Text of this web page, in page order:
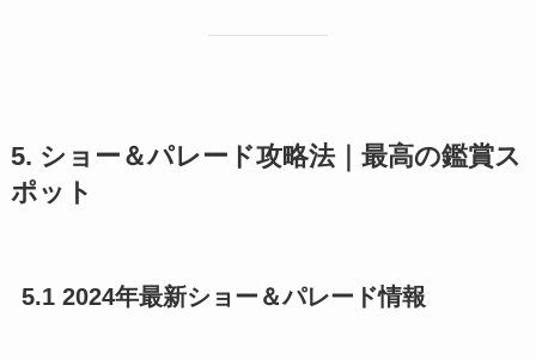
5. ショー＆パレード攻略法｜最高の鑑賞ス
ポット
5.1 2024年最新ショー＆パレード情報